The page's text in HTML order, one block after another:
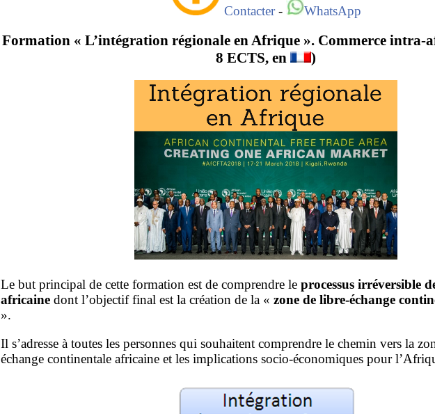
Contacter- WhatsApp
Formation « L’intégration régionale en Afrique ». Commerce intra-
8 ECTS, en
)
Le but principal de cette formation est de comprendre le processus irréversible
africaine dont l’objectif final est la création de la « zone de libre-échange
».
Il s’adresse à toutes les personnes qui souhaitent comprendre le chemin vers la
échange continentale africaine et les implications socio-économiques pour